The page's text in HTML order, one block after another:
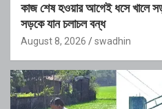
কাজ শেষ হওয়ার আগেই ধসে খালে
সড়কে যান চলাচল বন্ধ
August 8, 2026 swadhin